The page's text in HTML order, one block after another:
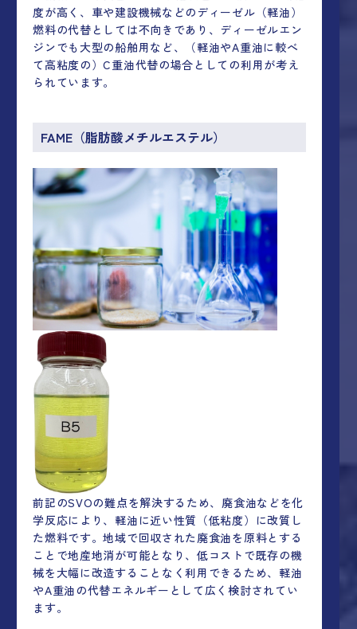
度が高く、車や建設機械などのディーゼル（軽油）
燃料の代替としては不向きであり、ディーゼルエン
ジンでも大型の船舶用など、（軽油やA重油に較べ
て高粘度の）C重油代替の場合としての利用が考え
られています。
FAME （脂肪酸メチルエステル）
前記のSVOの難点を解決するため、廃食油などを化
学反応により、軽油に近い性質（低粘度）に改質し
た燃料です。地域で回収された廃食油を原料とする
ことで地産地消が可能となり、低コストで既存の機
械を大幅に改造することなく利用できるため、軽油
やA重油の代替エネルギーとして広く検討されてい
ます。